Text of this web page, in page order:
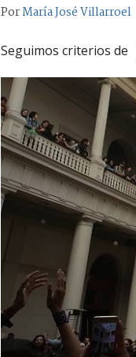
PorMaría José Villarroel
Seguimos criterios de